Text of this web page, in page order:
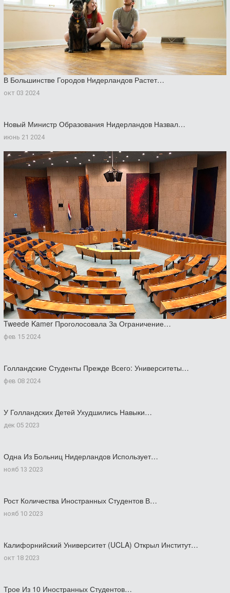
В Большинстве Городов Нидерландов Растет…
окт 03 2024
Новый Министр Образования Нидерландов Назвал…
июнь 21 2024
Tweede Kamer Проголосовала За Ограничение…
фев 15 2024
Голландские Студенты Прежде Всего: Университеты…
фев 08 2024
У Голландских Детей Ухудшились Навыки…
дек 05 2023
Одна Из Больниц Нидерландов Использует…
нояб 13 2023
Рост Количества Иностранных Студентов В…
нояб 10 2023
Калифорнийский Университет (UCLA) Открыл Институт…
окт 18 2023
Трое Из 10 Иностранных Студентов…